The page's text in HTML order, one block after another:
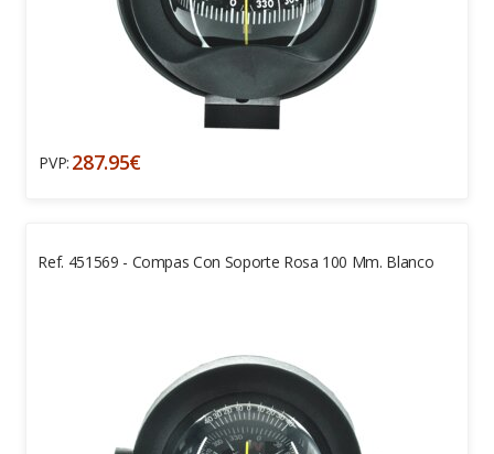
PVP: 287.95€
Ref. 451569 - Compas Con Soporte Rosa 100 Mm. Blanco